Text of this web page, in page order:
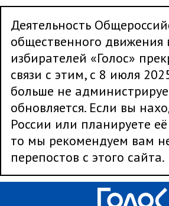
Деятельность
общественного движения
избирателей «Голос»
связи с этим, с 8 июля
больше не
обновляется. Если вы
России или планируете
то мы рекомендуем вам
перепостов с этого сайта.